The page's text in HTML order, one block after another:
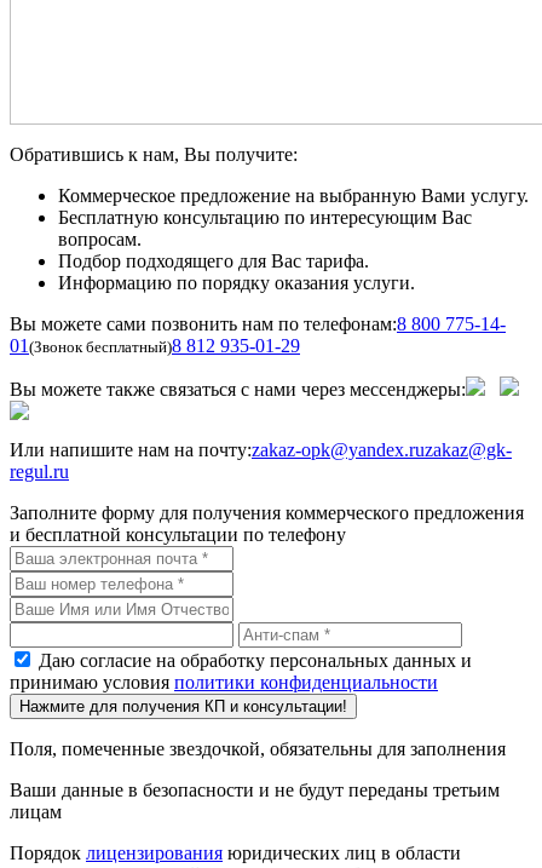
Обратившись к нам, Вы получите:
Коммерческое предложение на выбранную Вами услугу.
Бесплатную консультацию по интересующим Вас
вопросам.
Подбор подходящего для Вас тарифа.
Информацию по порядку оказания услуги.
Вы можете сами позвонить нам по телефонам:8 800 775-14-
01 (Звонок бесплатный)8 812 935-01-29
Вы можете также связаться с нами через мессенджеры:
Или напишите нам на почту:zakaz-opk@yandex.ruzakaz@gk-
regul.ru
Заполните форму для получения коммерческого предложения
и бесплатной консультации по телефону
Даю согласие на обработку персональных данных и
принимаю условия политики конфиденциальности
Нажмите для получения КП и консультации!
Поля, помеченные звездочкой, обязательны для заполнения
Ваши данные в безопасности и не будут переданы третьим
лицам
Порядок лицензирования юридических лиц в области